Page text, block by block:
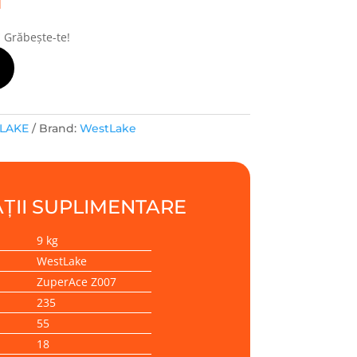
te!
Brand: WestLake
SUPLIMENTARE
9 kg
WestLake
ZuperAce Z007
235
55
18